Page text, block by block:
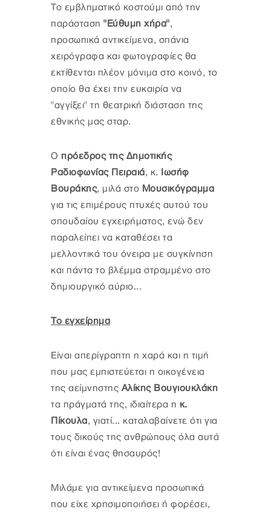
Το εμβληματικό κοστούμι από την
παράσταση "Εύθυμη χήρα",
προσωπικά αντικείμενα, σπάνια
χειρόγραφα και φωτογραφίες θα
εκτίθενται πλέον μόνιμα στο κοινό, το
οποίο θα έχει την ευκαιρία να
"αγγίξει" τη θεατρική διάσταση της
εθνικής μας σταρ.
Ο πρόεδρος της Δημοτικής
Ραδιοφωνίας Πειραιά, κ. Ιωσήφ
Βουράκης, μιλά στο Μουσικόγραμμα
για τις επιμέρους πτυχές αυτού του
σπουδαίου εγχειρήματος, ενώ δεν
παραλείπει να καταθέσει τα
μελλοντικά του όνειρα με συγκίνηση
και πάντα το βλέμμα στραμμένο στο
δημιουργικό αύριο...
Το εγχείρημα
Είναι απερίγραπτη η χαρά και η τιμή
που μας εμπιστεύεται η οικογένεια
της αείμνηστης Αλίκης Βουγιουκλάκη
τα πράγματά της, ιδιαίτερα η κ.
Πίκουλα, γιατί... καταλαβαίνετε ότι για
τους δικούς της ανθρώπους όλα αυτά
ότι είναι ένας θησαυρός!
Μιλάμε για αντικείμενα προσωπικά
που είχε χρησιμοποιήσει ή φορέσει,